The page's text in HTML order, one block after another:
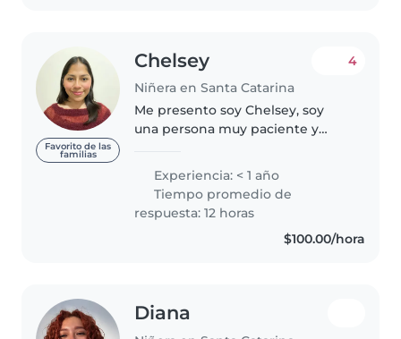
Favorito de las
familias
Chelsey
Niñera en Santa Catarina
4
Me presento soy Chelsey, soy
una persona muy paciente y
como niñera sólo ha sido con mis
pequeños hermanos y mi
prioridad siempre fue su
bienestar y seguridad...
Experiencia: < 1 año
Tiempo promedio de
respuesta: 12 horas
$100.00/hora
Diana